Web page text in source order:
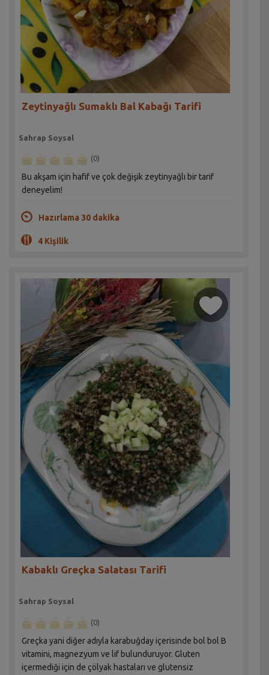
Zeytinyağlı Sumaklı Bal Kabağı Tarifi
Sahrap Soysal
(0)
Bu akşam için hafif ve çok değişik zeytinyağlı bir tarif
deneyelim!
Hazırlama 30 dakika
4 Kişilik
Kabaklı Greçka Salatası Tarifi
Sahrap Soysal
(0)
Greçka yani diğer adıyla karabuğday içerisinde bol bol B
vitamini, magnezyum ve lif bulunduruyor. Gluten
içermediği için de çölyak hastaları ve glutensiz